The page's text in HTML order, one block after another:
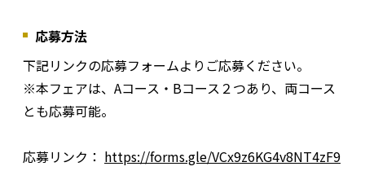
応募方法
下記リンクの応募フォームよりご応募ください。
※本フェアは、Aコース・Bコース２つあり、両コース
とも応募可能。
応募リンク： https://forms.gle/VCx9z6KG4v8NT4zF9